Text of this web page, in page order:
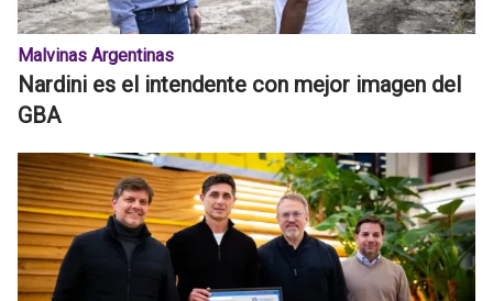
Malvinas Argentinas
Nardini es el intendente con mejor imagen del
GBA